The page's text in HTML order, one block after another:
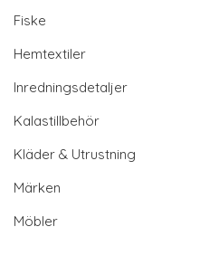
Fiske
Hemtextiler
Inredningsdetaljer
Kalastillbehör
Kläder & Utrustning
Märken
Möbler